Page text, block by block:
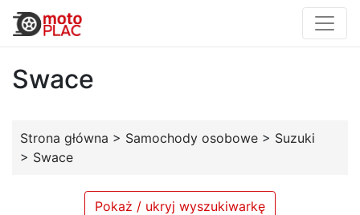
Swace
Strona główna > Samochody osobowe > Suzuki
> Swace
Pokaż / ukryj wyszukiwarkę